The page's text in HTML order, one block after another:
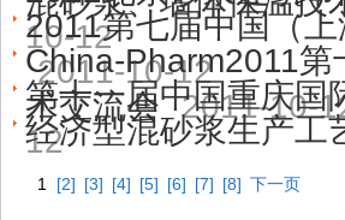
10-12
2011第七届中国（
2011-10-12
China-Pharm2011
术交流会 2011-10-
第十一届中国重庆
12
经济型混砂浆生产工
1 [2] [3] [4] [5] [6] [7] [8] 下一页